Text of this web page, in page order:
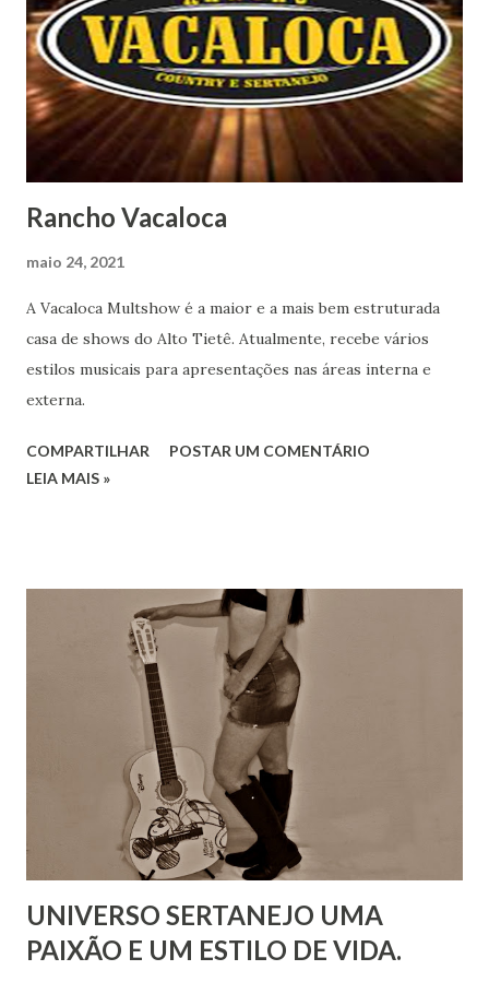
Rancho Vacaloca
maio 24, 2021
A Vacaloca Multshow é a maior e a mais bem estruturada
casa de shows do Alto Tietê. Atualmente, recebe vários
estilos musicais para apresentações nas áreas interna e
externa.
COMPARTILHAR
POSTAR UM COMENTÁRIO
LEIA MAIS »
UNIVERSO SERTANEJO UMA
PAIXÃO E UM ESTILO DE VIDA.